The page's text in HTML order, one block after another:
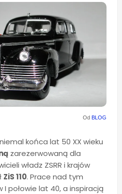
Od BLOG
końca lat 50 XX wieku
zarezerwowaną dla
władz ZSRR i krajów
ZiS 110. Prace nad tym
połowie lat 40, a inspiracją